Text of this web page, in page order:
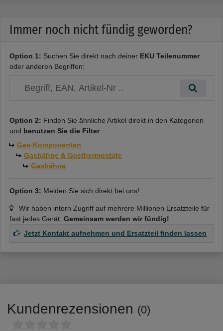
Immer noch nicht fündig geworden?
Option 1: Suchen Sie direkt nach deiner EKU Teilenummer
oder anderen Begriffen:
Option 2: Finden Sie ähnliche Artikel direkt in den Kategorien
und benutzen Sie die Filter:
Gas-Komponenten
Gashähne & Gasthermostate
Gashähne
Option 3: Melden Sie sich direkt bei uns!
Wir haben intern Zugriff auf mehrere Millionen Ersatzteile für
fast jedes Gerät. Gemeinsam werden wir fündig!
Jetzt Kontakt aufnehmen und Ersatzteil finden lassen
Kundenrezensionen (0)